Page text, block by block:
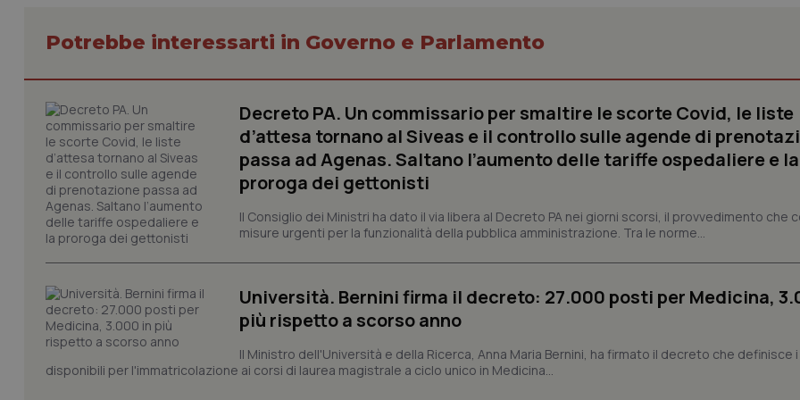
Potrebbe interessarti in Governo e Parlamento
Decreto PA. Un commissario per smaltire le scorte Covid, le liste
d’attesa tornano al Siveas e il controllo sulle agende di
passa ad Agenas. Saltano l’aumento delle tariffe ospedaliere e la
proroga dei gettonisti
Il Consiglio dei Ministri ha dato il via libera al Decreto PA nei giorni scorsi, il provvedimento che
misure urgenti per la funzionalità della pubblica amministrazione. Tra le norme...
Università. Bernini firma il decreto: 27.000 posti per Medicina,
più rispetto a scorso anno
Il Ministro dell'Università e della Ricerca, Anna Maria Bernini, ha firmato il decreto che definisce
disponibili per l'immatricolazione ai corsi di laurea magistrale a ciclo unico in Medicina...
Necessari Statistici Marketing
I cookie necessari contribuiscono a rendere fruibile il sito web abilitandone funzionalità di base quali la
e l'accesso alle aree protette del sito. Il sito web non è in grado di funzionare correttamente senza questi
Nome
Fornitore/Dominio Scadenza
Descrizione
VISITOR_PRIVACY_METADATA
del visitatore riguardo a varie
impostazioni sulla privacy,
sui cookie dei visitatori. È
dei cookie di Cookie-Script.com
tracking-sites-ironfish-
tracking-enable
www.quotidianosanita.it
4
settimane
Questo cookie è impostato
abilitare il sistema di tracking